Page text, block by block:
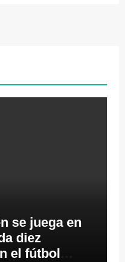
se juega en
diez
el fútbol